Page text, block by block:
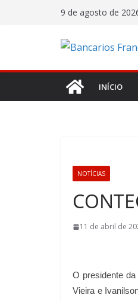
9 de agosto de
INÍCIO
NOTÍCIAS
11 de abril de
O presidente
Vieira e